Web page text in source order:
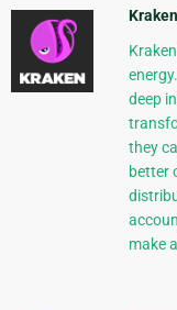
deep
they
better
make